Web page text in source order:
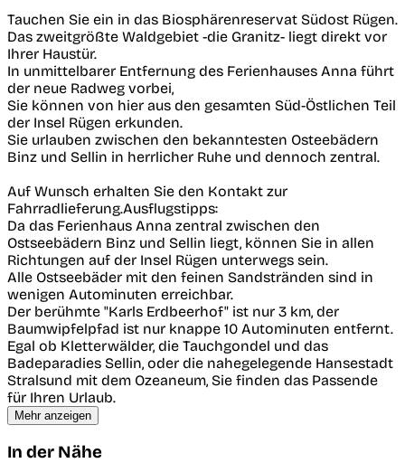
Tauchen Sie ein in das Biosphärenreservat Südost Rügen.
Das zweitgrößte Waldgebiet -die Granitz- liegt direkt vor
Ihrer Haustür.
In unmittelbarer Entfernung des Ferienhauses Anna führt
der neue Radweg vorbei,
Sie können von hier aus den gesamten Süd-Östlichen Teil
der Insel Rügen erkunden.
Sie urlauben zwischen den bekanntesten Osteebädern
Binz und Sellin in herrlicher Ruhe und dennoch zentral.
Auf Wunsch erhalten Sie den Kontakt zur
Fahrradlieferung.Ausflugstipps:
Da das Ferienhaus Anna zentral zwischen den
Ostseebädern Binz und Sellin liegt, können Sie in allen
Richtungen auf der Insel Rügen unterwegs sein.
Alle Ostseebäder mit den feinen Sandstränden sind in
wenigen Autominuten erreichbar.
Der berühmte "Karls Erdbeerhof" ist nur 3 km, der
Baumwipfelpfad ist nur knappe 10 Autominuten entfernt.
Egal ob Kletterwälder, die Tauchgondel und das
Badeparadies Sellin, oder die nahegelegende Hansestadt
Stralsund mit dem Ozeaneum, Sie finden das Passende
für Ihren Urlaub.
Mehr anzeigen
In der Nähe